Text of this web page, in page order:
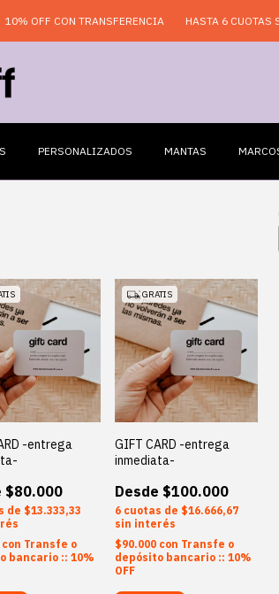
OFF CON TRANSFERENCIA HASTA 6 CUOTAS
PERSONALIZADOS MANTAS
-entrega
$80.000
$13.333,33
con Transfe o
bancario :: 10%
GRATIS
GIFT CARD -entrega
inmediata-
$100.000
6
$16.666,67
sin interés
$90.000 con Transfe o
depósito bancario :: 10%
OFF